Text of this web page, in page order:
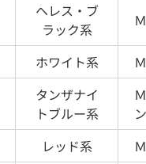
ヘレス・ブ
ラック系
ホワイト系
タンザナイ
トブルー系
レッド系